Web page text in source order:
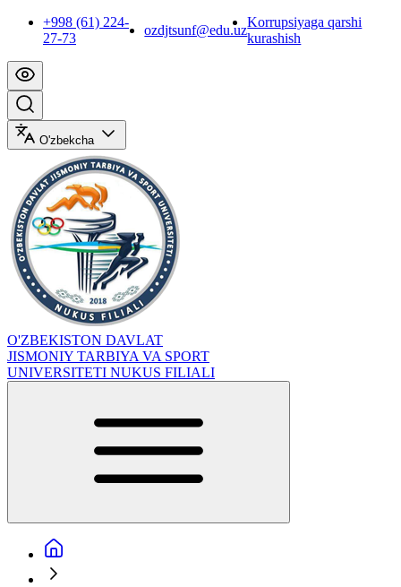
+998 (61) 224-
27-73
ozdjtsunf@edu.uz
Korrupsiyaga qarshi
kurashish
O'zbekcha
O'ZBEKISTON DAVLAT
JISMONIY TARBIYA VA SPORT
UNIVERSITETI NUKUS FILIALI